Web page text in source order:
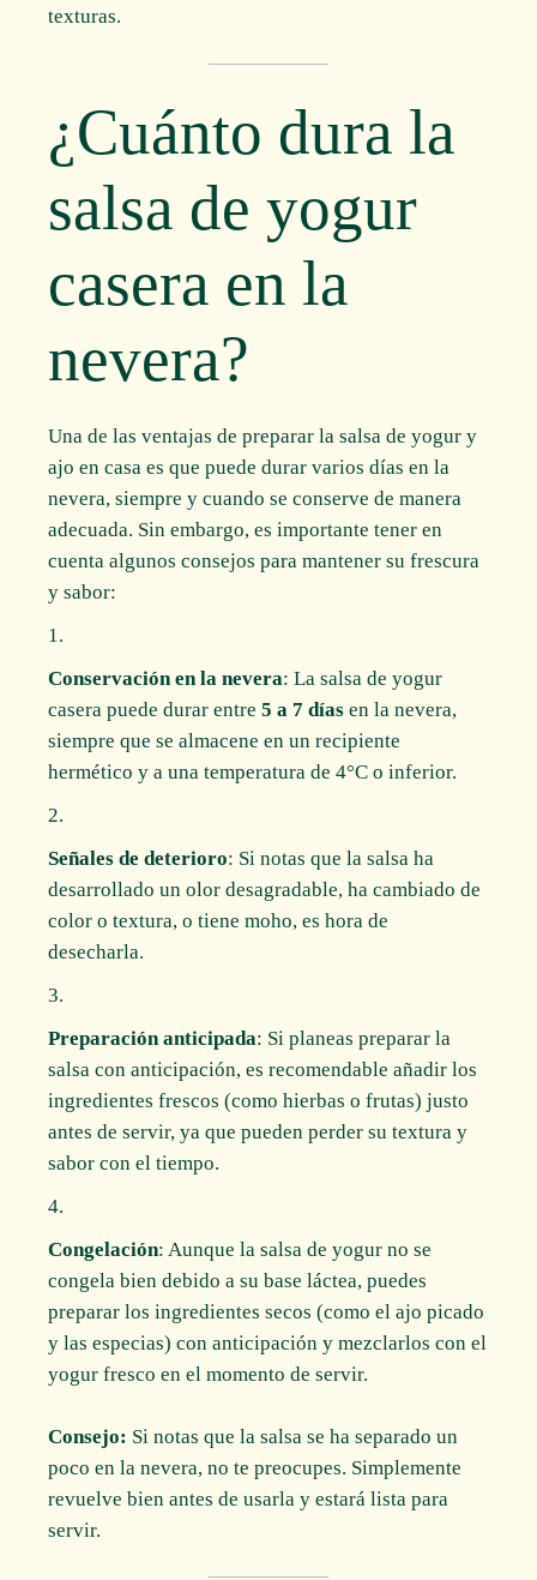
texturas.
¿Cuánto dura la
salsa de yogur
casera en la
nevera?
Una de las ventajas de preparar la salsa de yogur y
ajo en casa es que puede durar varios días en la
nevera, siempre y cuando se conserve de manera
adecuada. Sin embargo, es importante tener en
cuenta algunos consejos para mantener su frescura
y sabor:
Conservación en la nevera: La salsa de yogur
casera puede durar entre5 a 7 días en la nevera,
siempre que se almacene en un recipiente
hermético y a una temperatura de 4°C o inferior.
Señales de deterioro: Si notas que la salsa ha
desarrollado un olor desagradable, ha cambiado de
color o textura, o tiene moho, es hora de
desecharla.
Preparación anticipada: Si planeas preparar la
salsa con anticipación, es recomendable añadir los
ingredientes frescos (como hierbas o frutas) justo
antes de servir, ya que pueden perder su textura y
sabor con el tiempo.
Congelación: Aunque la salsa de yogur no se
congela bien debido a su base láctea, puedes
preparar los ingredientes secos (como el ajo picado
y las especias) con anticipación y mezclarlos con el
yogur fresco en el momento de servir.
Consejo: Si notas que la salsa se ha separado un
poco en la nevera, no te preocupes. Simplemente
revuelve bien antes de usarla y estará lista para
servir.